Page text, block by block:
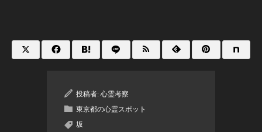
投稿者: 心霊考察
東京都の心霊スポット
坂